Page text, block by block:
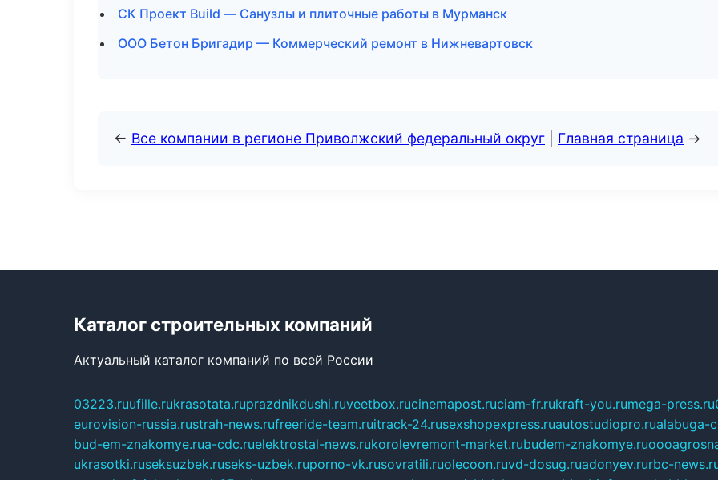
СК Проект Build — Санузлы и плиточные работы в Мурманск
ООО Бетон Бригадир — Коммерческий ремонт в Нижневартовск
← Все компании в регионе Приволжский федеральный округ Главная страница →
Каталог строительных компаний
Актуальный каталог компаний по всей России
03223.ruufille.rukrasotata.ruprazdnikdushi.ruveetbox.rucinemapost.ruciam-fr.rukraft-you.rumega-press.ru
eurovision-russia.rustrah-news.rufreeride-team.ruitrack-24.rusexshopexpress.ruautostudiopro.rualabuga-
bud-em-znakomye.rua-cdc.ruelektrostal-news.rukorolevremont-market.rubudem-znakomye.ru
ukrasotki.ruseksuzbek.ruseks-uzbek.ruporno-vk.rusovratili.ruolecoon.ruvd-dosug.ruadonyev.rurbc-